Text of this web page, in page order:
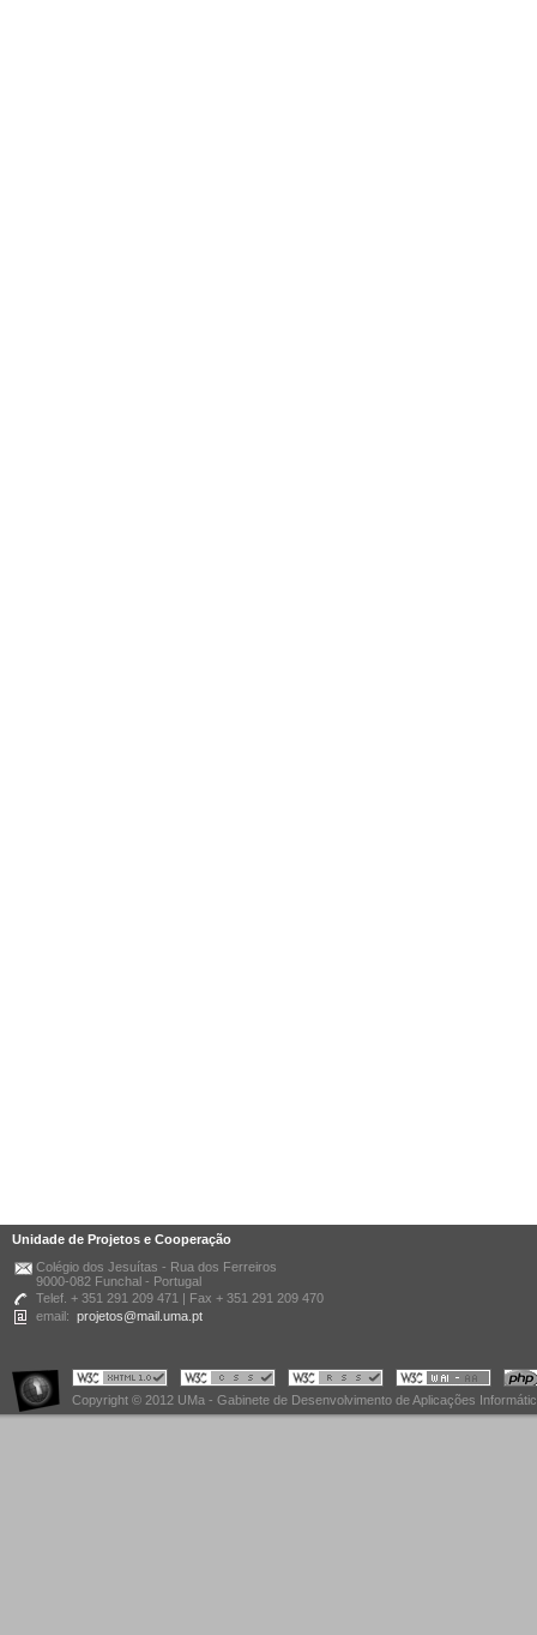
Unidade de Projetos e Cooperação
Colégio dos Jesuítas - Rua dos Ferreiros
9000-082 Funchal - Portugal
Telef. + 351 291 209 471 | Fax + 351 291 209 470
email: projetos@mail.uma.pt
Copyright © 2012 UMa - Gabinete de Desenvolvimento de Aplicações